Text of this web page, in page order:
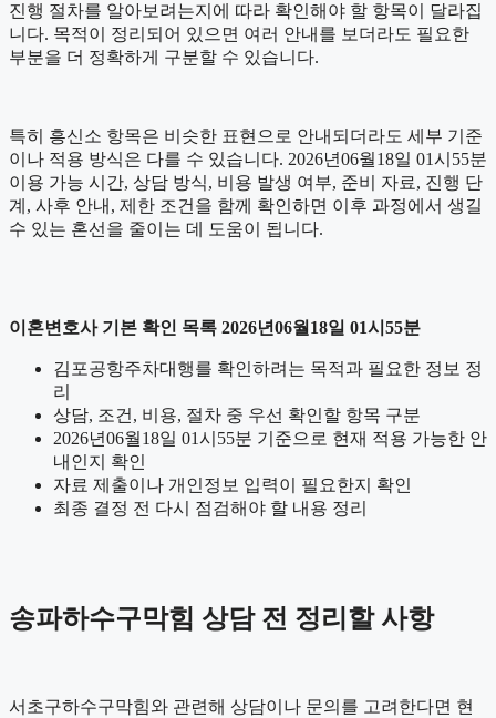
진행 절차를 알아보려는지에 따라 확인해야 할 항목이 달라집
니다. 목적이 정리되어 있으면 여러 안내를 보더라도 필요한
부분을 더 정확하게 구분할 수 있습니다.
특히 흥신소 항목은 비슷한 표현으로 안내되더라도 세부 기준
이나 적용 방식은 다를 수 있습니다. 2026년06월18일 01시55분
이용 가능 시간, 상담 방식, 비용 발생 여부, 준비 자료, 진행 단
계, 사후 안내, 제한 조건을 함께 확인하면 이후 과정에서 생길
수 있는 혼선을 줄이는 데 도움이 됩니다.
이혼변호사 기본 확인 목록 2026년06월18일 01시55분
김포공항주차대행를 확인하려는 목적과 필요한 정보 정
리
상담, 조건, 비용, 절차 중 우선 확인할 항목 구분
2026년06월18일 01시55분 기준으로 현재 적용 가능한 안
내인지 확인
자료 제출이나 개인정보 입력이 필요한지 확인
최종 결정 전 다시 점검해야 할 내용 정리
송파하수구막힘 상담 전 정리할 사항
서초구하수구막힘와 관련해 상담이나 문의를 고려한다면 현